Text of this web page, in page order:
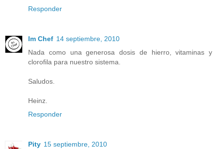
Responder
Im Chef 14 septiembre, 2010
Nada como una generosa dosis de hierro, vitaminas y
clorofila para nuestro sistema.
Saludos.
Heinz.
Responder
Pity 15 septiembre, 2010